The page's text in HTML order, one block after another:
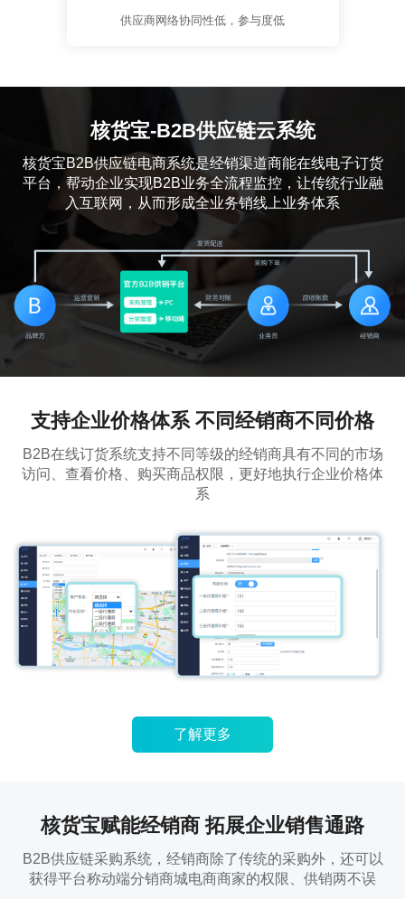
供应商网络协同性低，参与度低
核货宝-B2B供应链云系统
核货宝B2B供应链电商系统是经销渠道商能在线电子订货
平台，帮动企业实现B2B业务全流程监控，让传统行业融
入互联网，从而形成全业务销线上业务体系
支持企业价格体系 不同经销商不同价格
B2B在线订货系统支持不同等级的经销商具有不同的市场
访问、查看价格、购买商品权限，更好地执行企业价格体
系
了解更多
核货宝赋能经销商 拓展企业销售通路
B2B供应链采购系统，经销商除了传统的采购外，还可以
获得平台称动端分销商城电商商家的权限、供销两不误